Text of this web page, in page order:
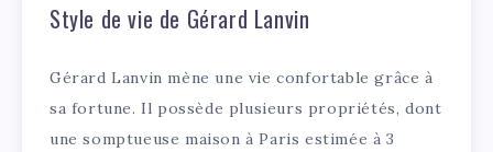
Style de vie de Gérard Lanvin
Gérard Lanvin mène une vie confortable grâce à
sa fortune. Il possède plusieurs propriétés, dont
une somptueuse maison à Paris estimée à 3